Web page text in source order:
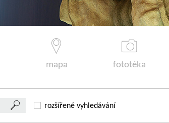
mapa fototéka
rozšířené vyhledávání